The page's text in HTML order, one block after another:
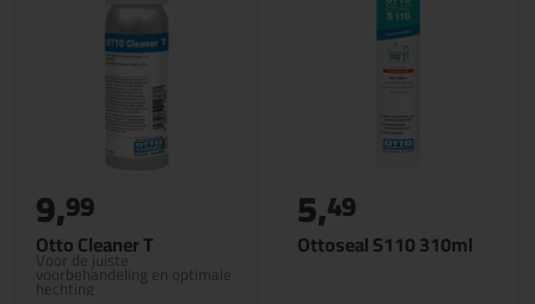
Otto Cleaner T
Voor de juiste
voorbehandeling en optimale
hechting
9,99
Ottoseal S110 310ml
5,49